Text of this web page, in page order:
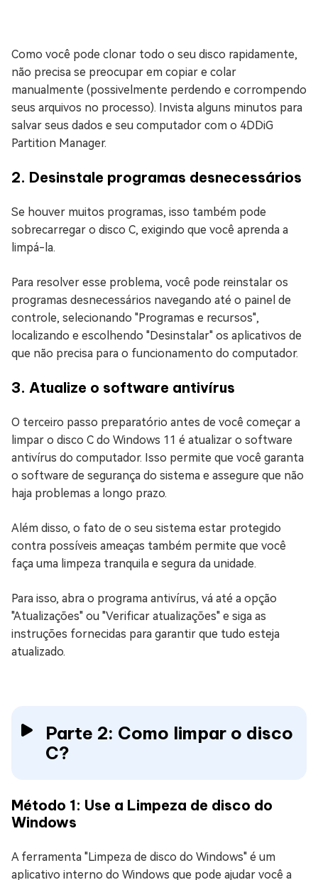
Como você pode clonar todo o seu disco rapidamente,
não precisa se preocupar em copiar e colar
manualmente (possivelmente perdendo e corrompendo
seus arquivos no processo). Invista alguns minutos para
salvar seus dados e seu computador com o 4DDiG
Partition Manager.
2. Desinstale programas desnecessários
Se houver muitos programas, isso também pode
sobrecarregar o disco C, exigindo que você aprenda a
limpá-la.
Para resolver esse problema, você pode reinstalar os
programas desnecessários navegando até o painel de
controle, selecionando "Programas e recursos",
localizando e escolhendo "Desinstalar" os aplicativos de
que não precisa para o funcionamento do computador.
3. Atualize o software antivírus
O terceiro passo preparatório antes de você começar a
limpar o disco C do Windows 11 é atualizar o software
antivírus do computador. Isso permite que você garanta
o software de segurança do sistema e assegure que não
haja problemas a longo prazo.
Além disso, o fato de o seu sistema estar protegido
contra possíveis ameaças também permite que você
faça uma limpeza tranquila e segura da unidade.
Para isso, abra o programa antivírus, vá até a opção
"Atualizações" ou "Verificar atualizações" e siga as
instruções fornecidas para garantir que tudo esteja
atualizado.
Parte 2: Como limpar o disco
C?
Método 1: Use a Limpeza de disco do
Windows
A ferramenta "Limpeza de disco do Windows" é um
aplicativo interno do Windows que pode ajudar você a